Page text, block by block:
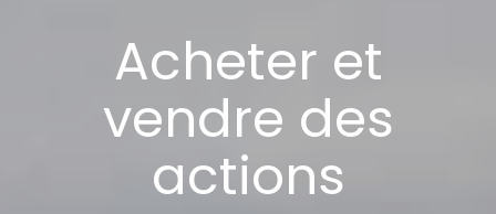
Acheter et
vendre des
actions